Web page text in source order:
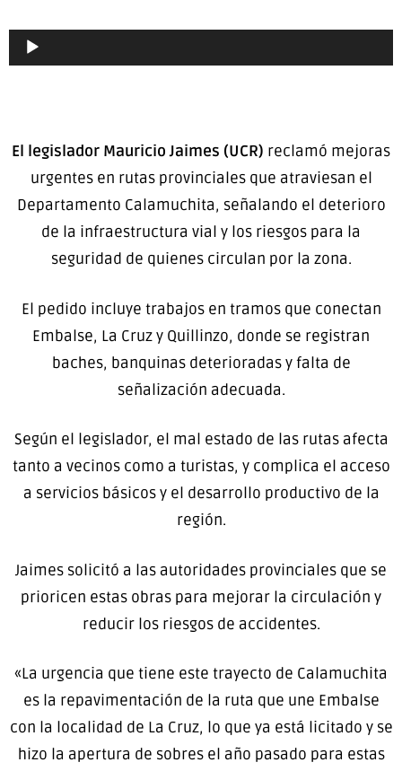
El legislador Mauricio Jaimes (UCR) reclamó mejoras
urgentes en rutas provinciales que atraviesan el
Departamento Calamuchita, señalando el deterioro
de la infraestructura vial y los riesgos para la
seguridad de quienes circulan por la zona.
El pedido incluye trabajos en tramos que conectan
Embalse, La Cruz y Quillinzo, donde se registran
baches, banquinas deterioradas y falta de
señalización adecuada.
Según el legislador, el mal estado de las rutas afecta
tanto a vecinos como a turistas, y complica el acceso
a servicios básicos y el desarrollo productivo de la
región.
Jaimes solicitó a las autoridades provinciales que se
prioricen estas obras para mejorar la circulación y
reducir los riesgos de accidentes.
«La urgencia que tiene este trayecto de Calamuchita
es la repavimentación de la ruta que une Embalse
con la localidad de La Cruz, lo que ya está licitado y se
hizo la apertura de sobres el año pasado para estas